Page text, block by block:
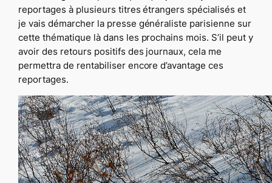
reportages à plusieurs titres étrangers spécialisés et
je vais démarcher la presse généraliste parisienne sur
cette thématique là dans les prochains mois. S’il peut y
avoir des retours positifs des journaux, cela me
permettra de rentabiliser encore d’avantage ces
reportages.